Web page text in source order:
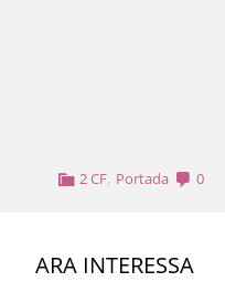
2 CF, Portada 0
ARA INTERESSA